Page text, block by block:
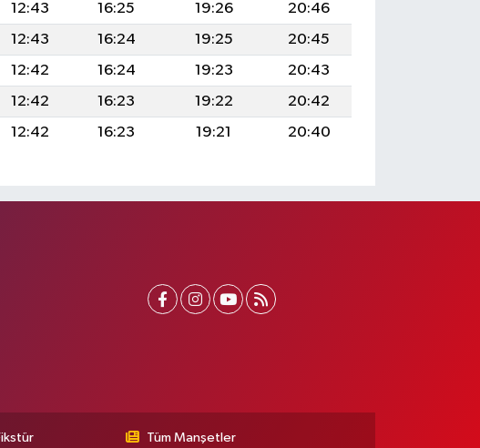
12:43 16:25 19:26
20:46
12:43 16:24 19:25
20:45
12:42 16:24 19:23
20:43
12:42 16:23 19:22
20:42
12:42 16:23 19:21 20:40
Tüm Manşetler